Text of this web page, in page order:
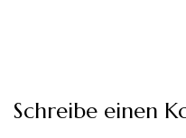
Schreibe einen